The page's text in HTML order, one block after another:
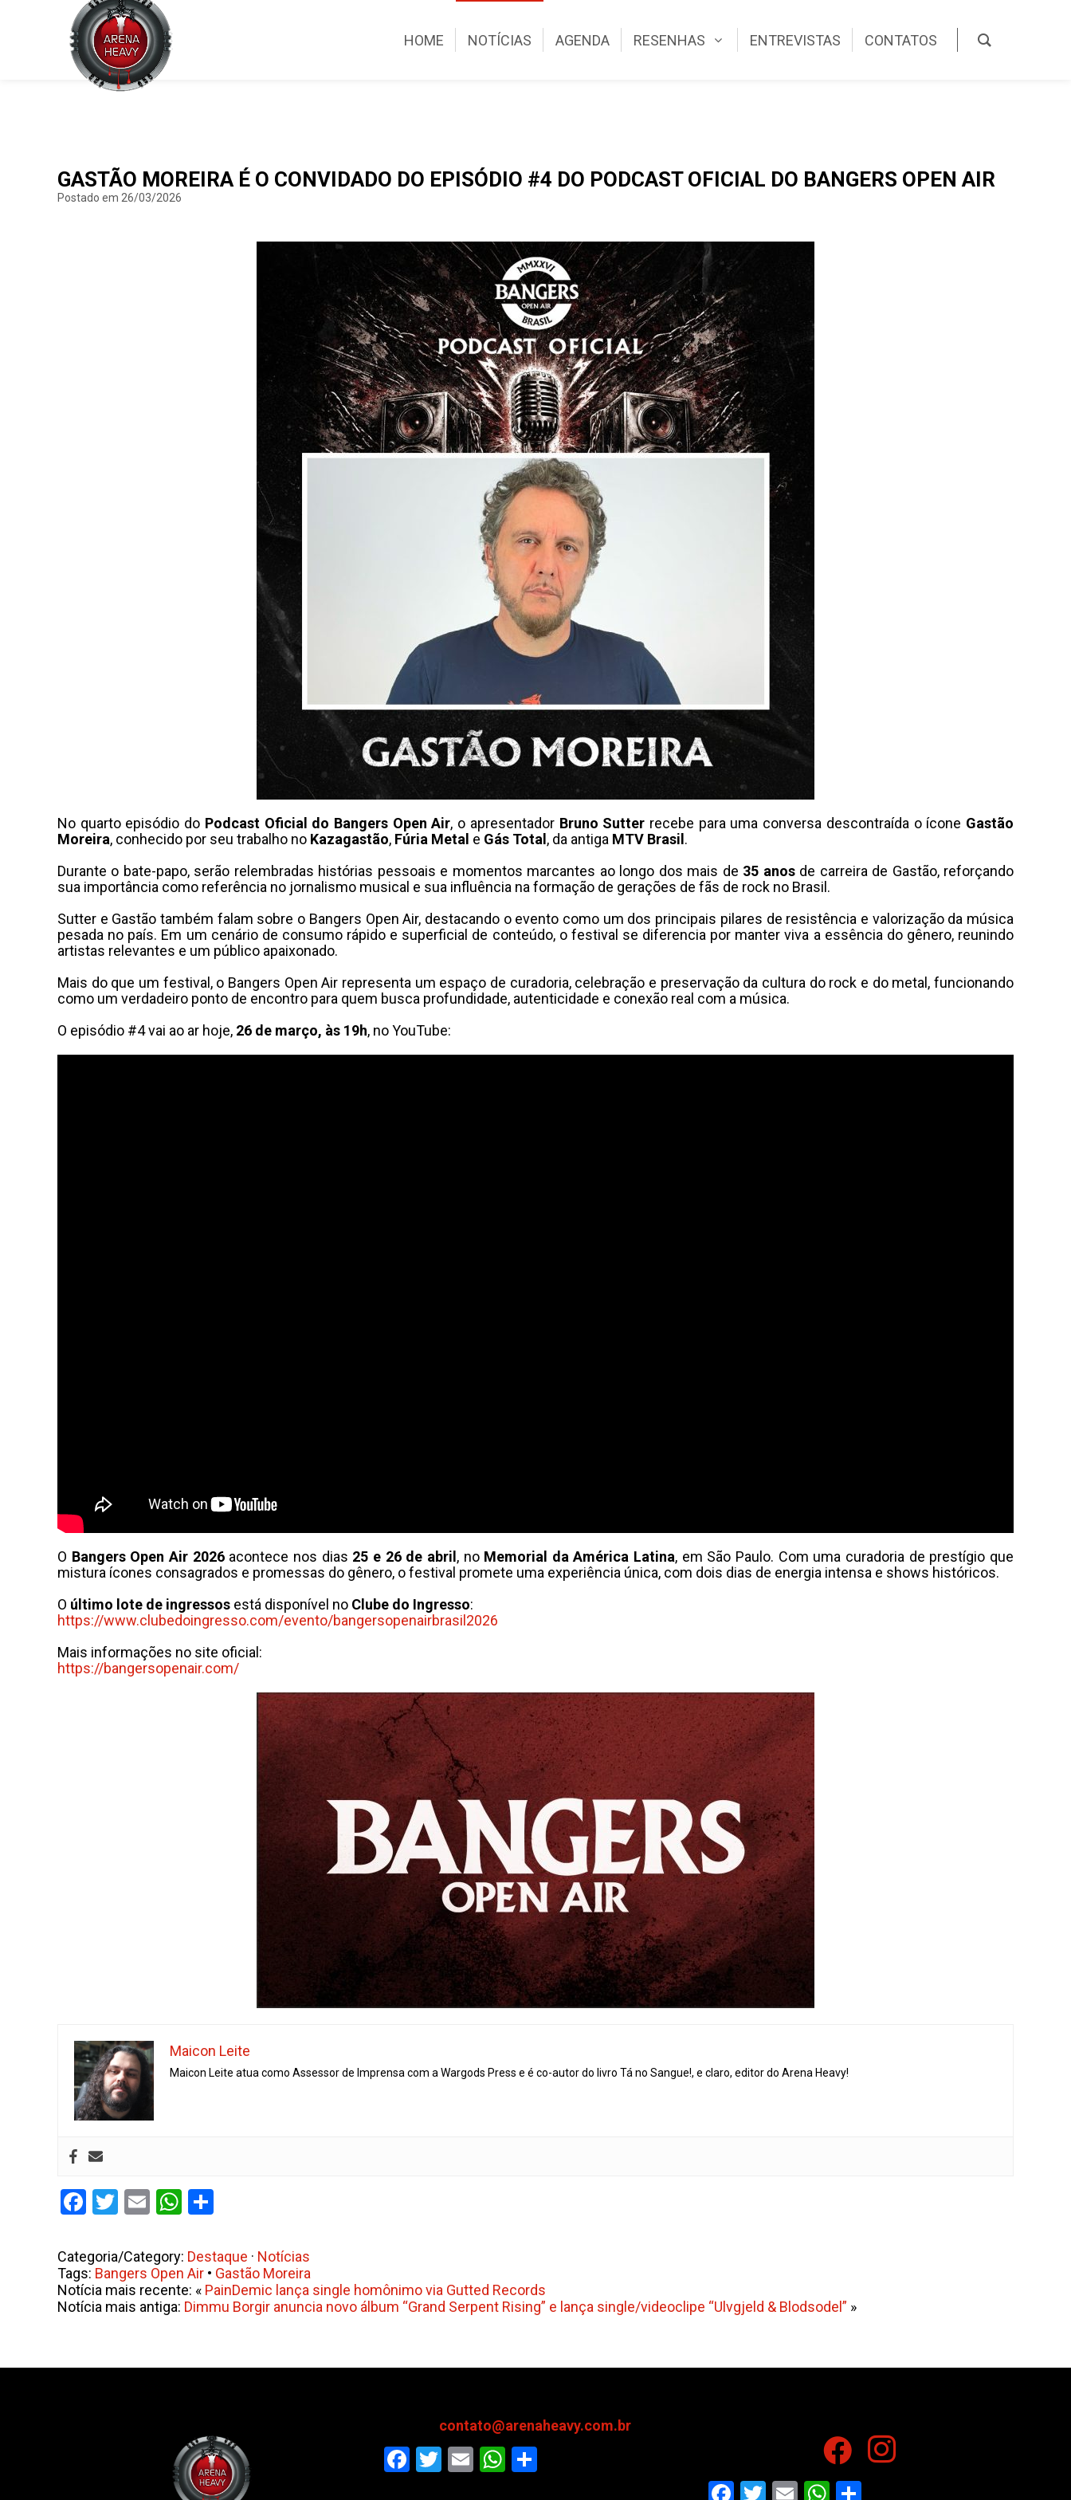
HOME NOTÍCIAS AGENDA RESENHAS ENTREVISTAS CONTATOS
GASTÃO MOREIRA É O CONVIDADO DO EPISÓDIO #4 DO PODCAST OFICIAL DO BANGERS OPEN AIR
Postado em 26/03/2026
No quarto episódio do Podcast Oficial do Bangers Open Air, o apresentador Bruno Sutter recebe para uma conversa descontraída o ícone Gastão
Moreira, conhecido por seu trabalho no Kazagastão, Fúria Metal e Gás Total , da antiga MTV Brasil .
Durante o bate-papo, serão relembradas histórias pessoais e momentos marcantes ao longo dos mais de 35 anosde carreira de Gastão, reforçando
sua importância como referência no jornalismo musical e sua influência na formação de gerações de fãs de rock no Brasil.
Sutter e Gastão também falam sobre o Bangers Open Air, destacando o evento como um dos principais pilares de resistência e valorização da música
pesada no país. Em um cenário de consumo rápido e superficial de conteúdo, o festival se diferencia por manter viva a essência do gênero, reunindo
artistas relevantes e um público apaixonado.
Mais do que um festival, o Bangers Open Air representa um espaço de curadoria, celebração e preservação da cultura do rock e do metal, funcionando
como um verdadeiro ponto de encontro para quem busca profundidade, autenticidade e conexão real com a música.
O episódio #4 vai ao ar hoje, 26 de março, às 19h, no YouTube:
O Bangers Open Air 2026acontece nos dias 25 e 26 de abril , no Memorial da América Latina, em São Paulo. Com uma curadoria de prestígio que
mistura ícones consagrados e promessas do gênero, o festival promete uma experiência única, com dois dias de energia intensa e shows históricos.
O último lote de ingressos está disponível no Clube do Ingresso:
https://www.clubedoingresso.com/evento/bangersopenairbrasil2026
Mais informações no site oficial:
https://bangersopenair.com/
Maicon Leite
Maicon Leite atua como Assessor de Imprensa com a Wargods Press e é co-autor do livro Tá no Sangue!, e claro, editor do Arena Heavy!
Facebook
Twitter
EmailWhatsApp
Categoria/Category: Destaque · Notícias
Tags: Bangers Open Air • Gastão Moreira
Notícia mais recente: « PainDemic lança single homônimo via Gutted Records
Notícia mais antiga: Dimmu Borgir anuncia novo álbum “Grand Serpent Rising” e lança single/videoclipe “Ulvgjeld & Blodsodel” »
contato@arenaheavy.com.br
Facebook
Twitter
EmailWhatsApp
Facebook
Twitter
EmailWhatsApp
Share